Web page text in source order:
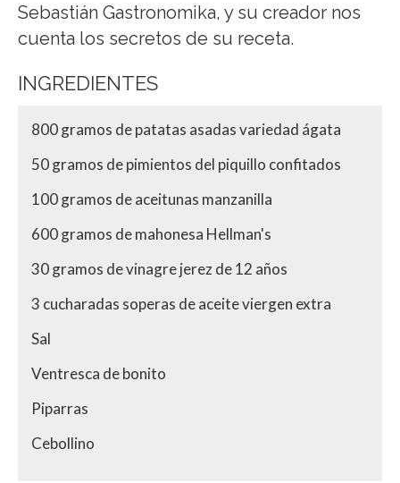
Sebastián Gastronomika, y su creador nos
cuenta los secretos de su receta.
INGREDIENTES
800 gramos de patatas asadas variedad ágata
50 gramos de pimientos del piquillo confitados
100 gramos de aceitunas manzanilla
600 gramos de mahonesa Hellman's
30 gramos de vinagre jerez de 12 años
3 cucharadas soperas de aceite viergen extra
Sal
Ventresca de bonito
Piparras
Cebollino